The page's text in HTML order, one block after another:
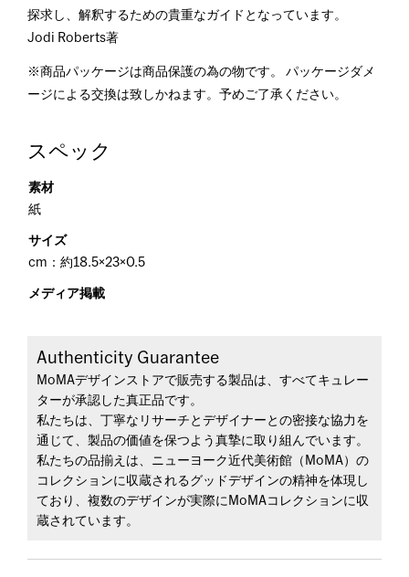
探求し、解釈するための貴重なガイドとなっています。
Jodi Roberts著
※商品パッケージは商品保護の為の物です。 パッケージダメ
ージによる交換は致しかねます。予めご了承ください。
スペック
素材
紙
サイズ
cm：約18.5×23×0.5
メディア掲載
Authenticity Guarantee
MoMAデザインストアで販売する製品は、すべてキュレー
ターが承認した真正品です。
私たちは、丁寧なリサーチとデザイナーとの密接な協力を
通じて、製品の価値を保つよう真摯に取り組んでいます。
私たちの品揃えは、ニューヨーク近代美術館（MoMA）の
コレクションに収蔵されるグッドデザインの精神を体現し
ており、複数のデザインが実際にMoMAコレクションに収
蔵されています。